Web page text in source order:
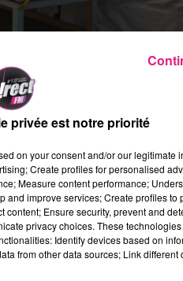
séances de cinéma
séance est
ambulant» de
dur dans la
croise Hauru, un
sur leurs
privée est notre priorité
on your consent and/or our legitimate
Create profiles for personalised
Measure content performance;
and improve services; Create profiles to
Ensure security, prevent and
privacy choices. These
Identify devices based on
from other data sources; Link different